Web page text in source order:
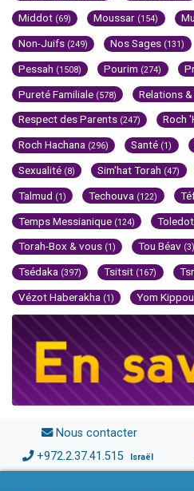
Middot (69) Moussar (154)
Non-Juifs (249) Nos Sages (131)
Pessah (1508) Pourim (274)
Pureté Familiale (578) Relations
Respect des Parents (247) Roch
Roch Hachana (296) Santé (1)
Sexualité (8) Sim'hat Torah (47)
Talmud (1) Techouva (122)
Temps Messianique (124) Toledot
Torah-Box & vous (1) Tou Béav (3)
Tsédaka (397) Tsitsit (167)
Vézot Haberakha (1) Yom
Nous contacter
+972.2.37.41.515 Israël